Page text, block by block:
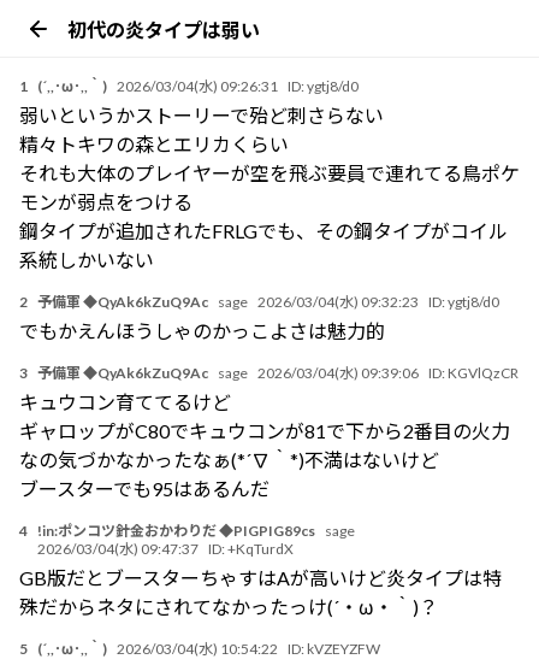
初代の炎タイプは弱い
1 (´,,･ω･,,｀) 2026/03/04(水) 09:26:31 ID:ygtj8/d0
弱いというかストーリーで殆ど刺さらない
精々トキワの森とエリカくらい
それも大体のプレイヤーが空を飛ぶ要員で連れてる鳥ポケ
モンが弱点をつける
鋼タイプが追加されたFRLGでも、その鋼タイプがコイル
系統しかいない
2 予備軍 ◆QyAk6kZuQ9Ac sage 2026/03/04(水) 09:32:23 ID:ygtj8/d0
でもかえんほうしゃのかっこよさは魅力的
3 予備軍 ◆QyAk6kZuQ9Ac sage 2026/03/04(水) 09:39:06 ID: KGVlQzCR
キュウコン育ててるけど
ギャロップがC80でキュウコンが81で下から2番目の火力
なの気づかなかったなぁ(*´∇｀*)不満はないけど
ブースターでも95はあるんだ
4 !in:ポンコツ針金おかわりだ ◆PIGPIG89cs sage
2026/03/04(水) 09:47:37 ID:+KqTurdX
GB版だとブースターちゃすはAが高いけど炎タイプは特
殊だからネタにされてなかったっけ(´・ω・｀)？
5 (´,,･ω･,,｀) 2026/03/04(水) 10:54:22 ID: kVZEYZFW